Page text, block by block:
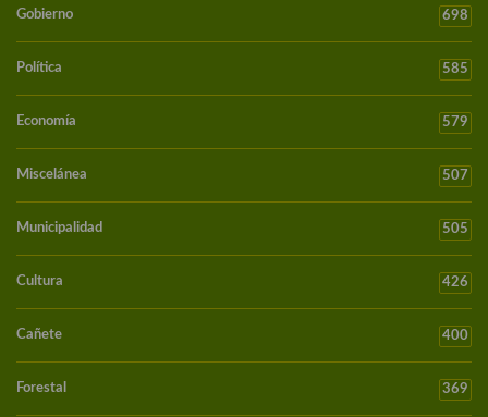
Gobierno 698
Política 585
Economía 579
Miscelánea 507
Municipalidad 505
Cultura 426
Cañete 400
Forestal 369